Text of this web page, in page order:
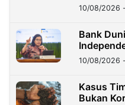
10/08/2026
Bank
10/08/2026
Kasus
Bukan